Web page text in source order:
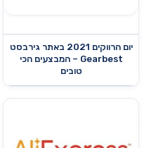
יום הרווקים 2021 באתר גירבסט
Gearbest – המבצעים הכי
טובים